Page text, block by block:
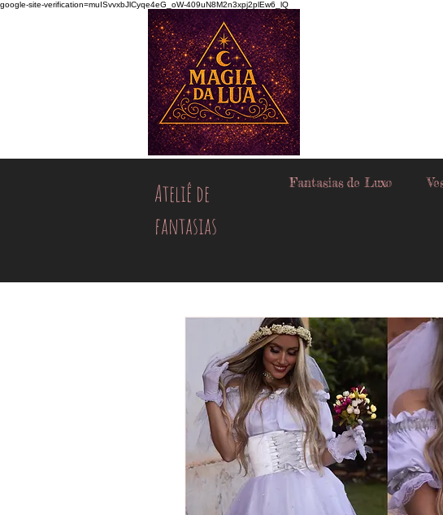
google-site-verification=muISvvxbJlCyqe4eG_oW-409uN8M2n3xpj2plEw6_lQ
Ateliê de
fantasias
Fantasias de Luxo